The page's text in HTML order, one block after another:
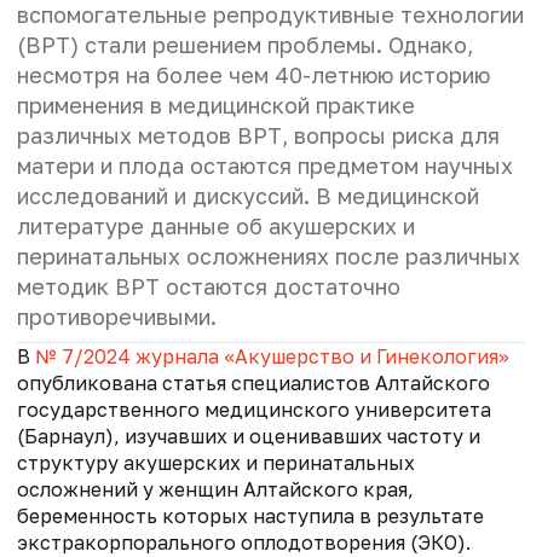
вспомогательные репродуктивные технологии
(ВРТ) стали решением проблемы. Однако,
несмотря на более чем 40-летнюю историю
применения в медицинской практике
различных методов ВРТ, вопросы риска для
матери и плода остаются предметом научных
исследований и дискуссий. В медицинской
литературе данные об акушерских и
перинатальных осложнениях после различных
методик ВРТ остаются достаточно
противоречивыми.
В № 7/2024 журнала «Акушерство и Гинекология»
опубликована статья специалистов Алтайского
государственного медицинского университета
(Барнаул), изучавших и оценивавших частоту и
структуру акушерских и перинатальных
осложнений у женщин Алтайского края,
беременность которых наступила в результате
экстракорпорального оплодотворения (ЭКО).